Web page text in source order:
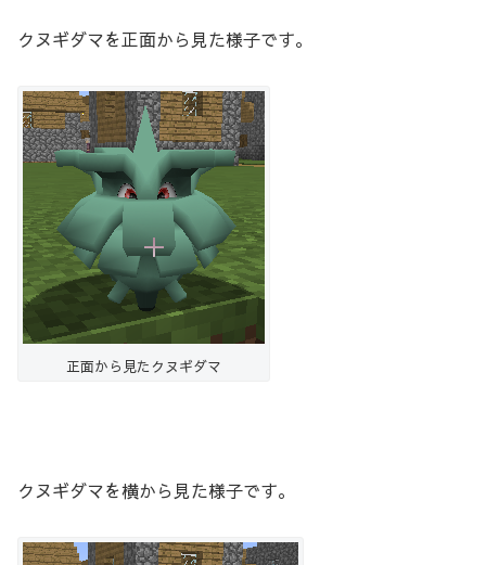
クヌギダマを正面から見た様子です。
正面から見たクヌギダマ
クヌギダマを横から見た様子です。